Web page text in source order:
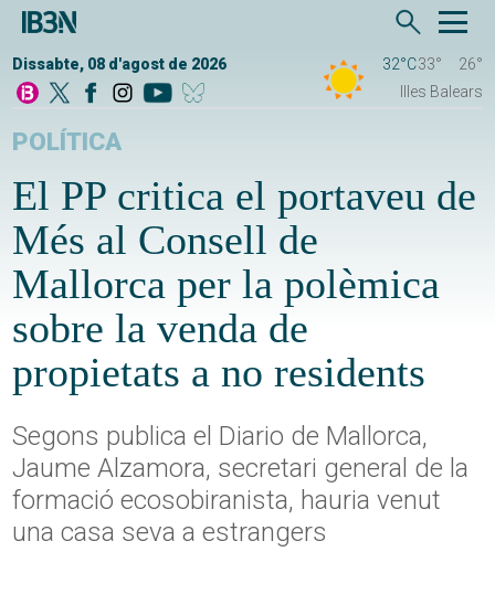
Dissabte, 08 d'agost de 2026 32°C33°
26°
Illes Balears
POLÍTICA
El PP critica el portaveu de
Més al Consell de
Mallorca per la polèmica
sobre la venda de
propietats a no residents
Segons publica el Diario de Mallorca,
Jaume Alzamora, secretari general de la
formació ecosobiranista, hauria venut
una casa seva a estrangers